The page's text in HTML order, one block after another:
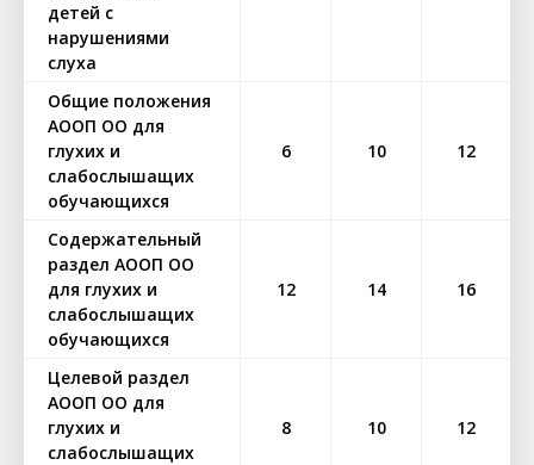
детей с
нарушениями
слуха
Общие положения
АООП ОО для
глухих и
слабослышащих
обучающихся
6 10 12
Содержательный
раздел АООП ОО
для глухих и
слабослышащих
обучающихся
12 14 16
Целевой раздел
АООП ОО для
глухих и
слабослышащих
8 10 12